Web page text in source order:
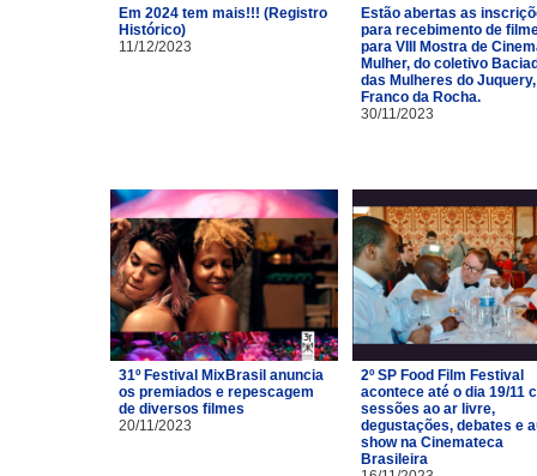
Em 2024 tem mais!!! (Registro
Histórico)
11/12/2023
Estão abertas as
para recebimento de
para VIII Mostra de
Mulher, do coletivo
das Mulheres do
Franco da Rocha.
30/11/2023
31º Festival MixBrasil anuncia
os premiados e repescagem
de diversos filmes
20/11/2023
2º SP Food Film Festival
acontece até o dia 19/11
sessões ao ar livre,
degustações, debates e
show na Cinemateca
Brasileira